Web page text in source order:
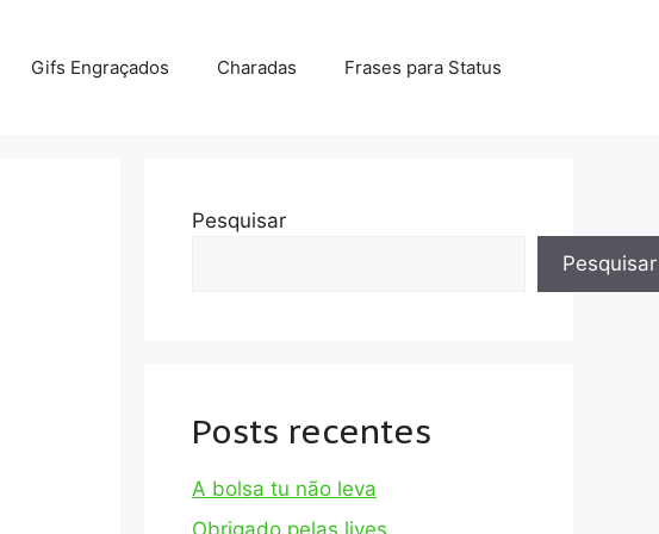
Gifs Engraçados Charadas Frases para Status
Pesquisar
Pesquisar
Posts recentes
A bolsa tu não leva
Obrigado pelas lives